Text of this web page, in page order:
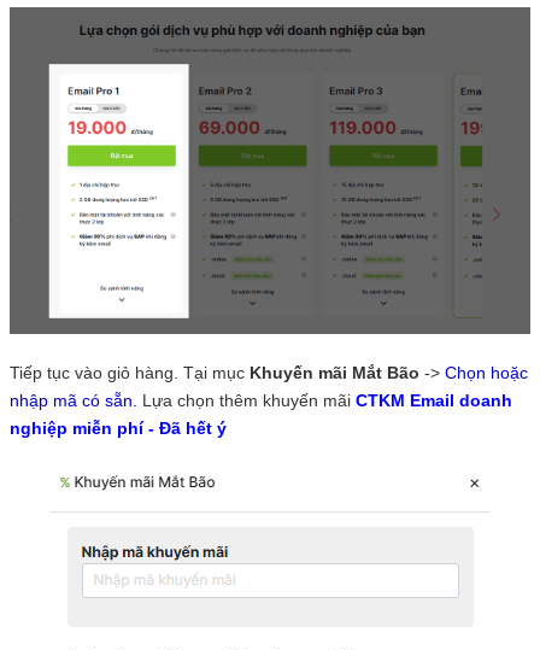
Tiếp tục vào giỏ hàng. Tại mục Khuyến mãi Mắt Bão -> Chọn hoặc
nhập mã có sẵn. Lựa chọn thêm khuyến mãi CTKM Email doanh
nghiệp miễn phí - Đã hết ý